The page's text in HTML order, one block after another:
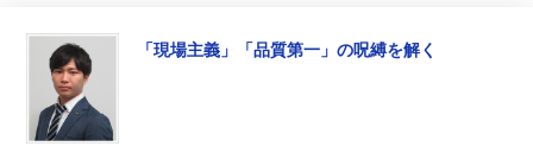
「現場主義」「品質第一」の呪縛を解く